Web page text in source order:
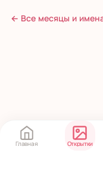
← Все месяцы и
Главная Открытки